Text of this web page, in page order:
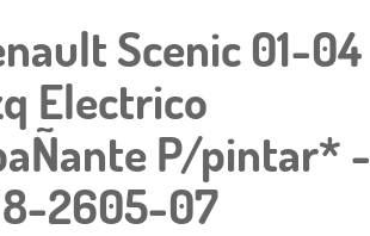
Scenic 01-04
Electrico
P/pintar* -
2605-07